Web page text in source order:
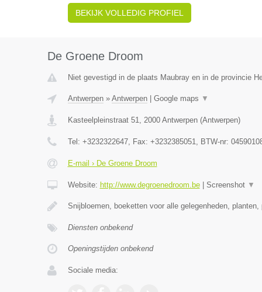
BEKIJK VOLLEDIG PROFIEL
De Groene Droom
Niet gevestigd in de plaats Maubray en in de provincie
Antwerpen» Antwerpen| Google maps ▼
Kasteelpleinstraat 51, 2000 Antwerpen(Antwerpen)
Tel: +3232322647, Fax: +3232385051, BTW-nr:
E-mail › De Groene Droom
Website: http://www.degroenedroom.be| Screenshot ▼
Snijbloemen, boeketten voor alle gelegenheden, planten,
Diensten onbekend
Openingstijden onbekend
Sociale media: